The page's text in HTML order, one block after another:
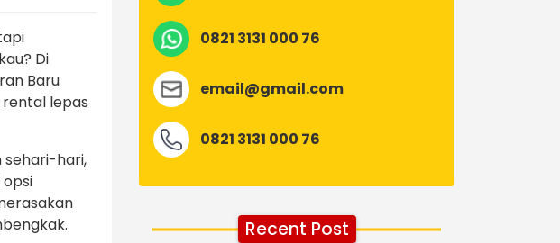
Di
Baru
rental lepas
sehari-hari,
0821 3131 000 76
email@gmail.com
0821 3131 000 76
Recent Post